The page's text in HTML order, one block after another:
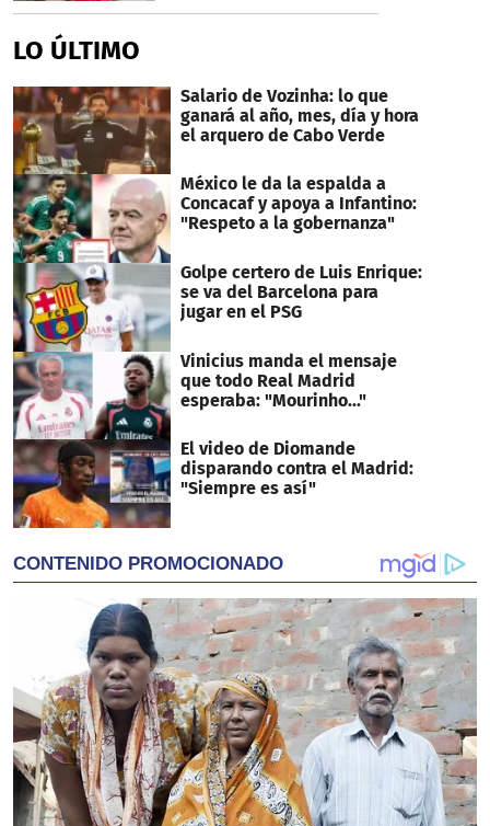
LO ÚLTIMO
Salario de Vozinha: lo que
ganará al año, mes, día y hora
el arquero de Cabo Verde
México le da la espalda a
Concacaf y apoya a Infantino:
"Respeto a la gobernanza"
Golpe certero de Luis Enrique:
se va del Barcelona para
jugar en el PSG
Vinicius manda el mensaje
que todo Real Madrid
esperaba: "Mourinho..."
El video de Diomande
disparando contra el Madrid:
"Siempre es así"